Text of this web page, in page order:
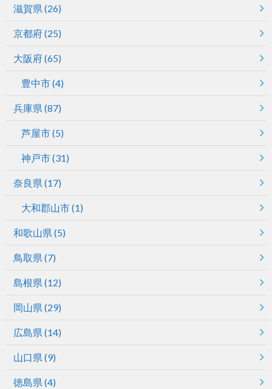
滋賀県 (26)
京都府(25)
大阪府(65)
豊中市(4)
兵庫県 (87)
芦屋市(5)
神戸市(31)
奈良県 (17)
大和郡山市(1)
和歌山県 (5)
鳥取県 (7)
島根県 (12)
岡山県 (29)
広島県 (14)
山口県 (9)
徳島県 (4)